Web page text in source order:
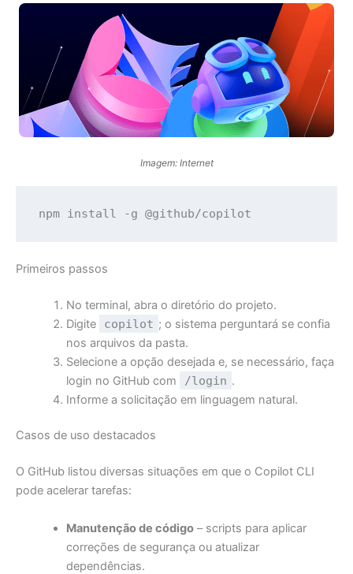
Imagem: Internet
npm install -g @github/copilot
Primeiros passos
No terminal, abra o diretório do projeto.
Digite
copilot ; o sistema perguntará se confia
nos arquivos da pasta.
Selecione a opção desejada e, se necessário, faça
login no GitHub com
/login .
Informe a solicitação em linguagem natural.
Casos de uso destacados
O GitHub listou diversas situações em que o Copilot CLI
pode acelerar tarefas:
Manutenção de código– scripts para aplicar
correções de segurança ou atualizar
dependências.